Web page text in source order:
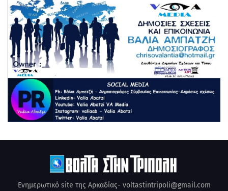
Ενημερωτικό site της Αρκαδίας- voltastintripoli@gmail.com